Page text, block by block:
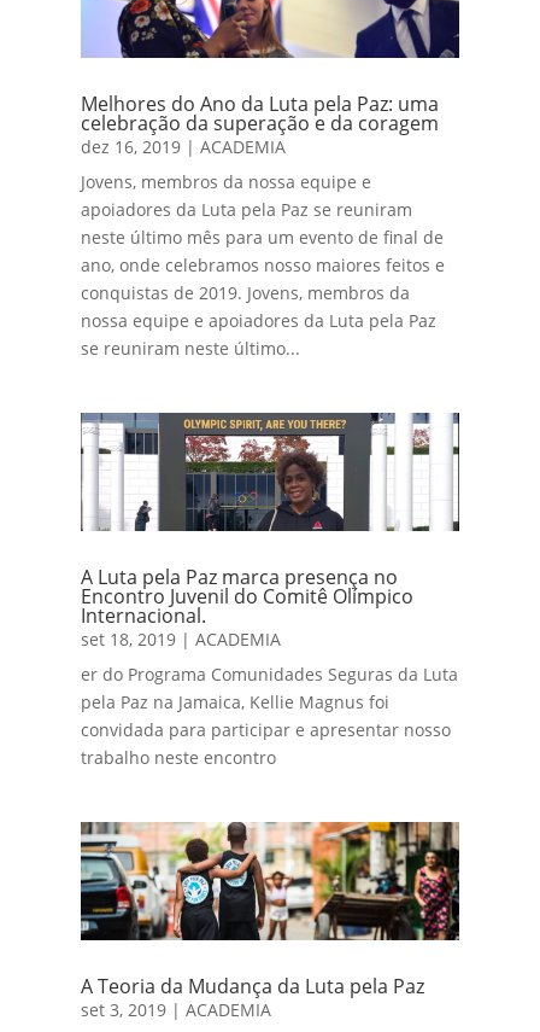
Melhores do Ano da Luta pela Paz: uma
celebração da superação e da coragem
dez 16, 2019 |ACADEMIA
Jovens, membros da nossa equipe e
apoiadores da Luta pela Paz se reuniram
neste último mês para um evento de final de
ano, onde celebramos nosso maiores feitos e
conquistas de 2019. Jovens, membros da
nossa equipe e apoiadores da Luta pela Paz
se reuniram neste último...
A Luta pela Paz marca presença no
Encontro Juvenil do Comitê Olímpico
Internacional.
set 18, 2019 |ACADEMIA
er do Programa Comunidades Seguras da Luta
pela Paz na Jamaica, Kellie Magnus foi
convidada para participar e apresentar nosso
trabalho neste encontro
A Teoria da Mudança da Luta pela Paz
set 3, 2019 |ACADEMIA